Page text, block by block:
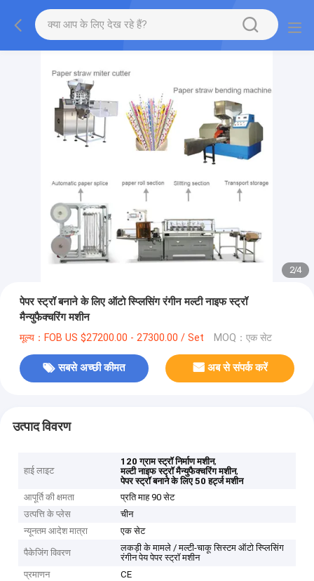
2/4
पेपर स्ट्रॉ बनाने के लिए ऑटो स्प्लिसिंग रंगीन मल्टी नाइफ स्ट्रॉ
मैन्युफैक्चरिंग मशीन
मूल्य：FOB US $27200.00 - 27300.00 / Set MOQ：एक सेट
सबसे अच्छी कीमत अब से संपर्क करें
उत्पाद विवरण
हाई लाइट
120 ग्राम स्ट्रॉ निर्माण मशीन,
मल्टी नाइफ स्ट्रॉ मैन्युफैक्चरिंग मशीन,
पेपर स्ट्रॉ बनाने के लिए 50 हर्ट्ज मशीन
आपूर्ति की क्षमता
प्रति माह 90 सेट
उत्पत्ति के प्लेस
चीन
न्यूनतम आदेश मात्रा
एक सेट
पैकेजिंग विवरण
लकड़ी के मामले / मल्टी-चाकू सिस्टम ऑटो स्प्लिसिंग
रंगीन पेय पेपर स्ट्रॉ मशीन
प्रमाणन
CE